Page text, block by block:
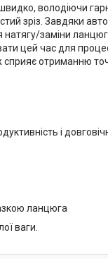
володіючи
зріз. Завдяки
заміни
цей час для
отриманню
і
ланцюга
ваги.